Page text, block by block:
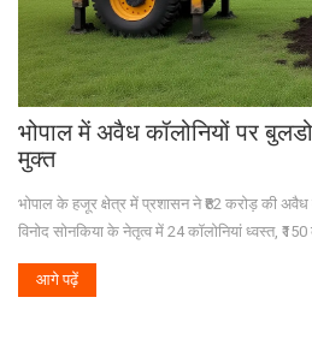
भोपाल में अवैध कॉलोनियों पर
मुक्त
भोपाल के हजूर क्षेत्र में प्रशासन ने ₹82 करोड़ की अवैध
विनोद सोनकिया के नेतृत्व में 24 कॉलोनियां ध्वस्त,
आगे पढ़ें